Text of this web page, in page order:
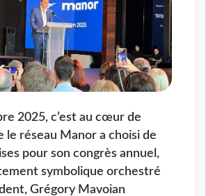
2025, c’est au cœur de
le réseau Manor a choisi de
pour son congrès annuel,
symbolique orchestré
Grégory Mavoian